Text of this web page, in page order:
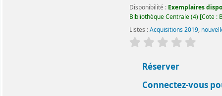
Disponibilité : Exemplaires
Bibliothèque Centrale(4) Cote :
Listes :Acquisitions 2019,
évaluation
Réserver
Connectez-vous